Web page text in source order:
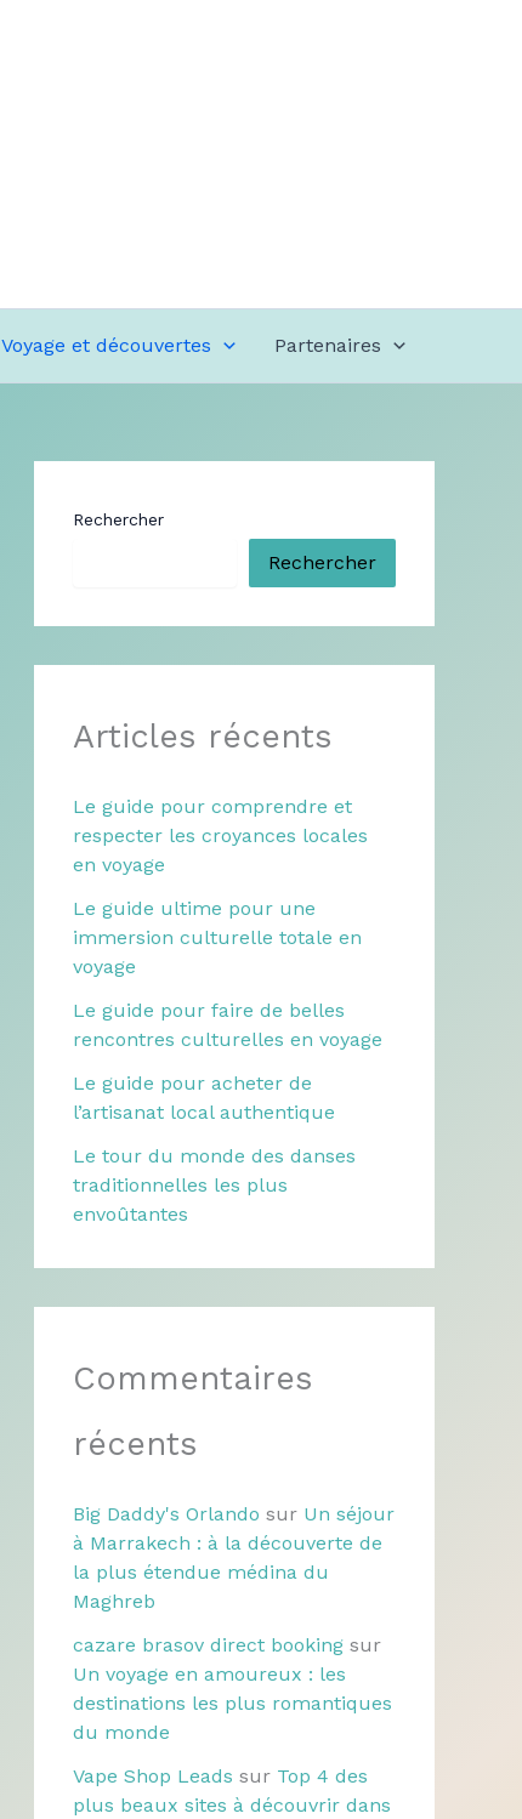
Voyage et découvertes Partenaires
Rechercher
Rechercher
Articles récents
Le guide pour comprendre et
respecter les croyances locales
en voyage
Le guide ultime pour une
immersion culturelle totale en
voyage
Le guide pour faire de belles
rencontres culturelles en voyage
Le guide pour acheter de
l’artisanat local authentique
Le tour du monde des danses
traditionnelles les plus
envoûtantes
Commentaires
récents
Big Daddy's Orlando sur Un séjour
à Marrakech : à la découverte de
la plus étendue médina du
Maghreb
cazare brasov direct booking sur
Un voyage en amoureux : les
destinations les plus romantiques
du monde
Vape Shop Leads sur Top 4 des
plus beaux sites à découvrir dans